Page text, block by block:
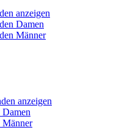
anzeigen
Damen
Männer
anzeigen